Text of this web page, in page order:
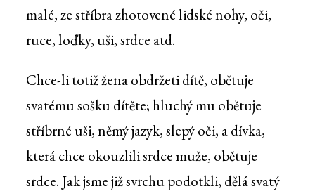
malé, ze stříbra zhotovené lidské nohy, oči,
ruce, loďky, uši, srdce atd.
Chce-li totiž žena obdržeti dítě, obětuje
svatému sošku dítěte; hluchý mu obětuje
stříbrné uši, němý jazyk, slepý oči, a dívka,
která chce okouzlili srdce muže, obětuje
srdce. Jak jsme již svrchu podotkli, dělá svatý